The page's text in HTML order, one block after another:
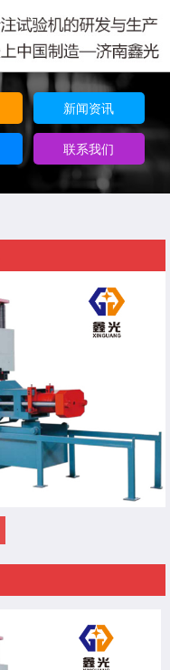
新闻资讯
联系我们